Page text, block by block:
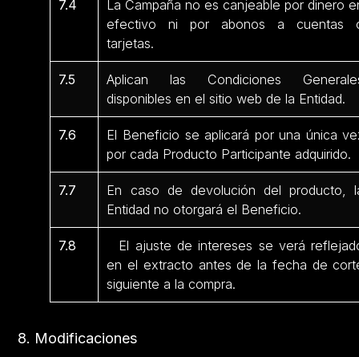
7.4
La Campaña no es canjeable por dinero
efectivo ni por abonos a cuentas
tarjetas.
7.5
Aplican las Condiciones
disponibles en el sitio web de la Entidad.
7.6
El Beneficio se aplicará por una única
por cada Producto Participante adquirido.
7.7
En caso de devolución del producto,
Entidad no otorgará el Beneficio.
7.8
El ajuste de intereses se verá
en el extracto antes de la fecha de
siguiente a la compra.
8. Modificaciones